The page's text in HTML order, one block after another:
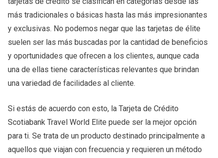
más tradicionales o básicas hasta las más impresionantes
y exclusivas. No podemos negar que las tarjetas de élite
suelen ser las más buscadas por la cantidad de beneficios
y oportunidades que ofrecen a los clientes, aunque cada
una de ellas tiene características relevantes que brindan
una variedad de facilidades al cliente.
Si estás de acuerdo con esto, la Tarjeta de Crédito
Scotiabank Travel World Elite puede ser la mejor opción
para ti. Se trata de un producto destinado principalmente a
aquellos que viajan con frecuencia y requieren un método